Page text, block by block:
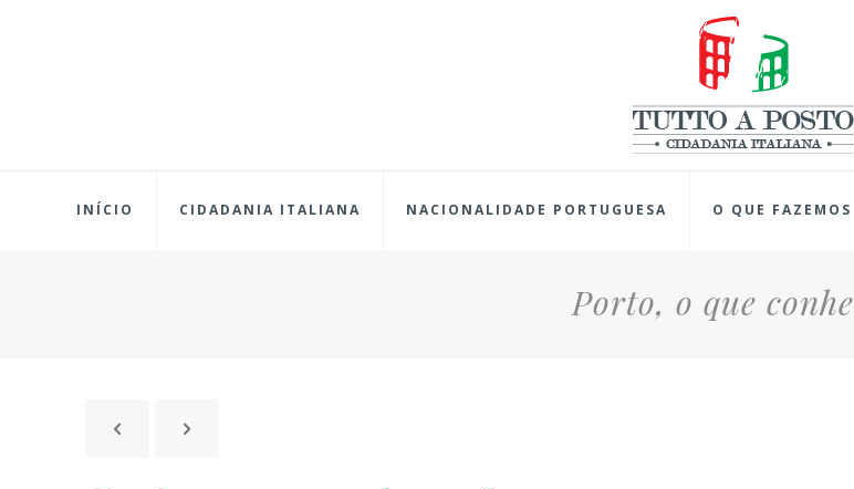
INÍCIO CIDADANIA ITALIANA NACIONALIDADE PORTUGUESA O QUE FAZEMOS
Porto, o que